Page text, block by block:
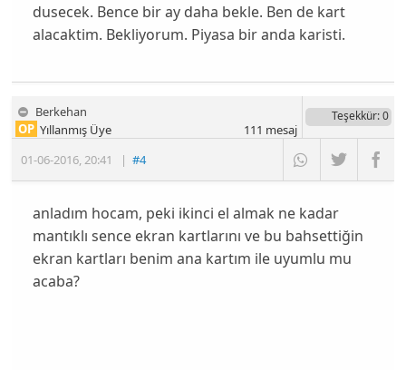
dusecek. Bence bir ay daha bekle. Ben de kart
alacaktim. Bekliyorum. Piyasa bir anda karisti.
Berkehan
01-06-2016,20:41 |#4
OP Yıllanmış Üye
Teşekkür: 0
111 mesaj
anladım hocam, peki ikinci el almak ne kadar
mantıklı sence ekran kartlarını ve bu bahsettiğin
ekran kartları benim ana kartım ile uyumlu mu
acaba?